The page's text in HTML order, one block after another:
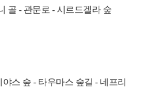
골 - 관문로 - 시르드겔라 숲
스 숲 - 타우마스 숲길 - 네프리